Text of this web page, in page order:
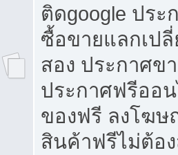
ติดgoogle ปร
ซื้อขายแลกเป
สอง ประกาศข
ประกาศฟรีออ
ของฟรี ลงโฆ
สินค้าฟรีไม่ต้อ